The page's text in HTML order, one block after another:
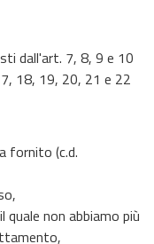
dall'art. 7, 8, 9 e 10
18, 19, 20, 21 e 22
fornito (c.d.
quale non abbiamo più